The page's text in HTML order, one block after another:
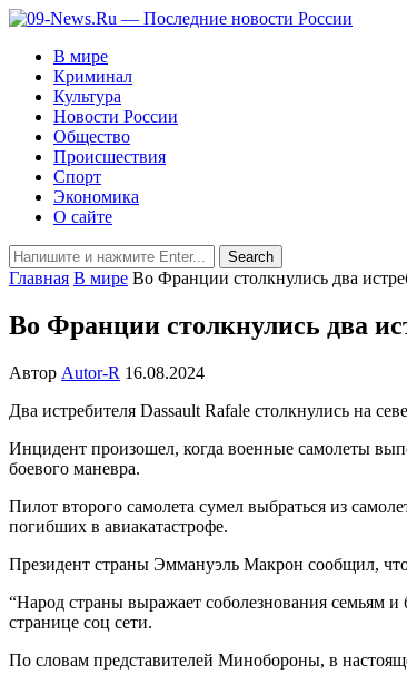
В мире
Криминал
Культура
Новости России
Общество
Происшествия
Спорт
Экономика
О сайте
Главная В мире Во Франции столкнулись два
Во Франции столкнулись два
Автор Autor-R 16.08.2024
Два истребителя Dassault Rafale столкнулись на
Инцидент произошел, когда военные самолеты
боевого маневра.
Пилот второго самолета сумел выбраться из
погибших в авиакатастрофе.
Президент страны Эммануэль Макрон сообщил,
“Народ страны выражает соболезнования семьям
странице соц сети.
По словам представителей Минобороны, в